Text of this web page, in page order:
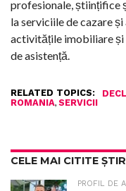
profesionale, științifice
la serviciile de cazare
activitățile imobiliare și
de asistență.
RELATED TOPICS:
ROMANIA, SERVICII
CELE MAI CITITE
PROFIL DE